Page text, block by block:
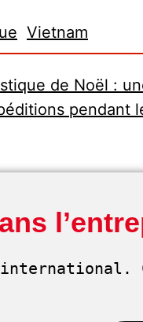
Vietnam
de Noël :
pendant